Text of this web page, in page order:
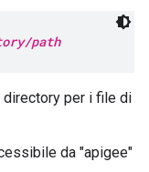
path
per i file di
da "apigee"